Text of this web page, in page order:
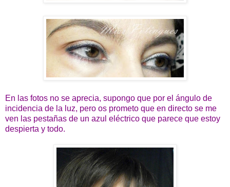
En las fotos no se aprecia, supongo que por el ángulo de
incidencia de la luz, pero os prometo que en directo se me
ven las pestañas de un azul eléctrico que parece que estoy
despierta y todo.